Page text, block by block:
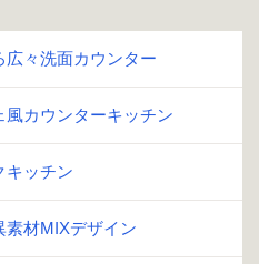
広々洗面カウンター
風カウンターキッチン
キッチン
素材MIXデザイン